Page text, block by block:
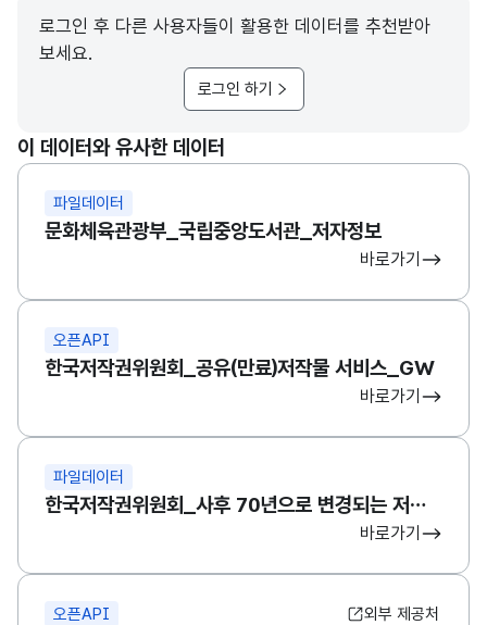
로그인 후 다른 사용자들이 활용한 데이터를 추천받아
보세요.
로그인 하기
이 데이터와 유사한 데이터
파일데이터
문화체육관광부_국립중앙도서관_저자정보
바로가기
오픈API
한국저작권위원회_공유(만료)저작물 서비스_GW
바로가기
파일데이터
한국저작권위원회_사후 70년으로 변경되는 저작재산권 보호기간에 대한 바로알기
바로가기
오픈API 외부 제공처